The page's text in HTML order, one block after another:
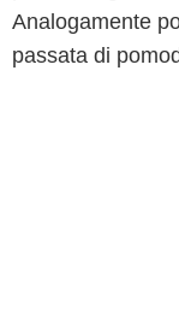
Analogamente
passata di